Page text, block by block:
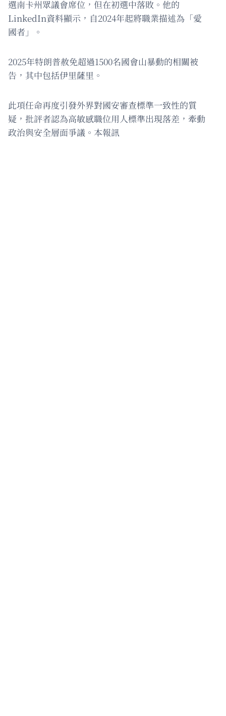
選南卡州眾議會席位，但在初選中落敗。他的
LinkedIn資料顯示，自2024年起將職業描述為「愛
國者」。
2025年特朗普赦免超過1500名國會山暴動的相關被
告，其中包括伊里薩里。
此項任命再度引發外界對國安審查標準一致性的質
疑，批評者認為高敏感職位用人標準出現落差，牽動
政治與安全層面爭議。本報訊